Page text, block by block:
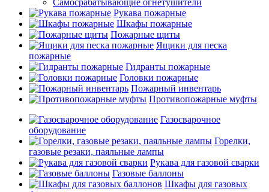
Самосрабатывающие огнетушители
Рукава пожарные
Шкафы пожарные
Пожарные щиты
Ящики для песка
пожарные
Гидранты пожарные
Головки пожарные
Пожарный инвентарь
Противопожарные муфты
Газосварочное
оборудование
Горелки,
газовые резаки, паяльные лампы
Рукава для газовой сварки
Газовые баллоны
Шкафы для газовых